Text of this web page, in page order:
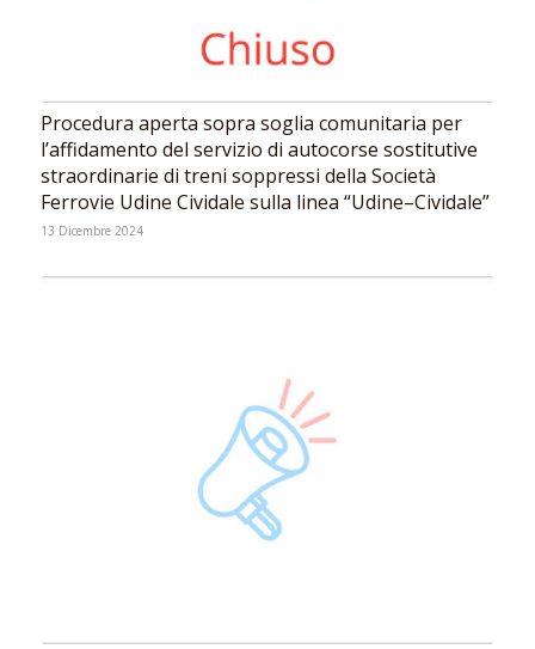
Procedura aperta sopra soglia comunitaria per
l’affidamento del servizio di autocorse sostitutive
straordinarie di treni soppressi della Società
Ferrovie Udine Cividale sulla linea “Udine–Cividale”
13 Dicembre 2024